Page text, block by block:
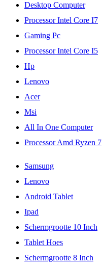
Desktop Computer
Processor Intel Core I7
Gaming Pc
Processor Intel Core I5
Hp
Lenovo
Acer
Msi
All In One Computer
Processor Amd Ryzen 7
Samsung
Lenovo
Android Tablet
Ipad
Schermgrootte 10 Inch
Tablet Hoes
Schermgrootte 8 Inch